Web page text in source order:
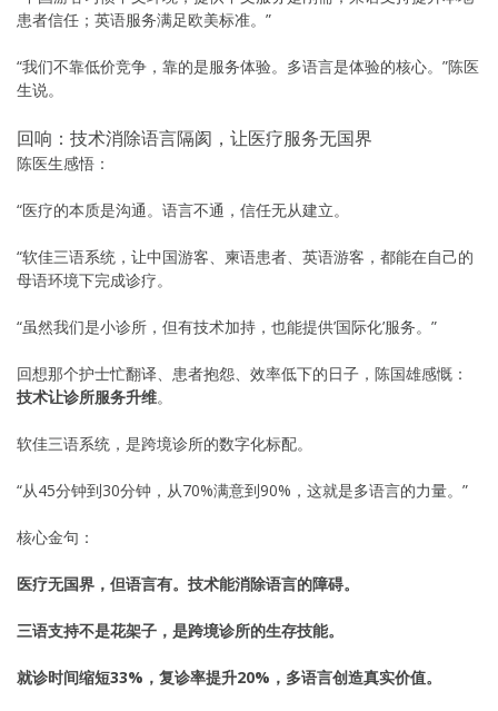
患者信任；英语服务满足欧美标准。”
“我们不靠低价竞争，靠的是服务体验。多语言是体验的核心。”陈医
生说。
回响：技术消除语言隔阂，让医疗服务无国界
陈医生感悟：
“医疗的本质是沟通。语言不通，信任无从建立。
“软佳三语系统，让中国游客、柬语患者、英语游客，都能在自己的
母语环境下完成诊疗。
“虽然我们是小诊所，但有技术加持，也能提供’国际化’服务。”
回想那个护士忙翻译、患者抱怨、效率低下的日子，陈国雄感慨：
技术让诊所服务升维。
软佳三语系统，是跨境诊所的数字化标配。
“从45分钟到30分钟，从70%满意到90%，这就是多语言的力量。”
核心金句：
医疗无国界，但语言有。技术能消除语言的障碍。
三语支持不是花架子，是跨境诊所的生存技能。
就诊时间缩短33%，复诊率提升20%，多语言创造真实价值。